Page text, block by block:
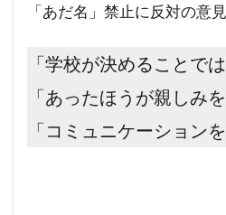
「あだ名」禁止に反対の意
「学校が決めることでは
「あったほうが親しみ
「コミュニケーション